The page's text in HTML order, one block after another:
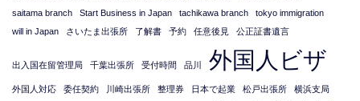
saitama branch
Start Business in Japan tachikawa branch
tokyo immigration
will in Japan
さいたま出張所 了解書 予約 任意後見 公正証書遺言
出入国在留管理局 千葉出張所 受付時間 品川 外国人ビザ
外国人対応 委任契約 川崎出張所 整理券 日本で起業 松戸出張所 横浜支局